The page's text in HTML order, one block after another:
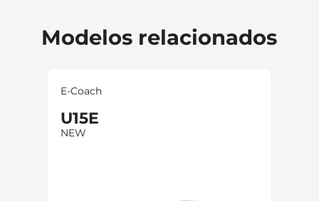
Modelos relacionados
E-Coach
U15E